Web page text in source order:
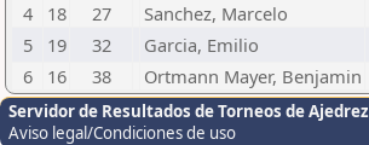
4
18 27 Sanchez, Marcelo
5
19 32 Garcia, Emilio
6
16 38 Ortmann Mayer, Benjamin
Servidor de Resultados de Torneos de Ajedrez
Aviso legal/Condiciones de uso